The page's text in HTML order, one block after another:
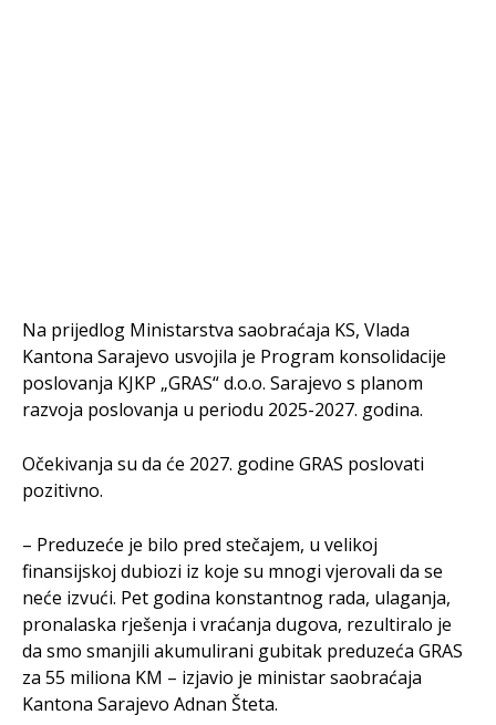
Na prijedlog Ministarstva saobraćaja KS, Vlada
Kantona Sarajevo usvojila je Program konsolidacije
poslovanja KJKP „GRAS“ d.o.o. Sarajevo s planom
razvoja poslovanja u periodu 2025-2027. godina.
Očekivanja su da će 2027. godine GRAS poslovati
pozitivno.
– Preduzeće je bilo pred stečajem, u velikoj
finansijskoj dubiozi iz koje su mnogi vjerovali da se
neće izvući. Pet godina konstantnog rada, ulaganja,
pronalaska rješenja i vraćanja dugova, rezultiralo je
da smo smanjili akumulirani gubitak preduzeća GRAS
za 55 miliona KM – izjavio je ministar saobraćaja
Kantona Sarajevo Adnan Šteta.